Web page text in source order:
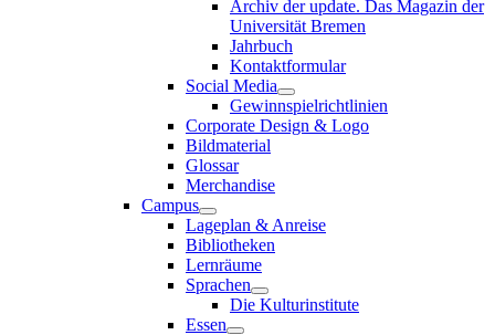
Archiv der update. Das Magazin der
Universität Bremen
Jahrbuch
Kontaktformular
Social Media
Gewinnspielrichtlinien
Corporate Design & Logo
Bildmaterial
Glossar
Merchandise
Campus
Lageplan & Anreise
Bibliotheken
Lernräume
Sprachen
Die Kulturinstitute
Essen